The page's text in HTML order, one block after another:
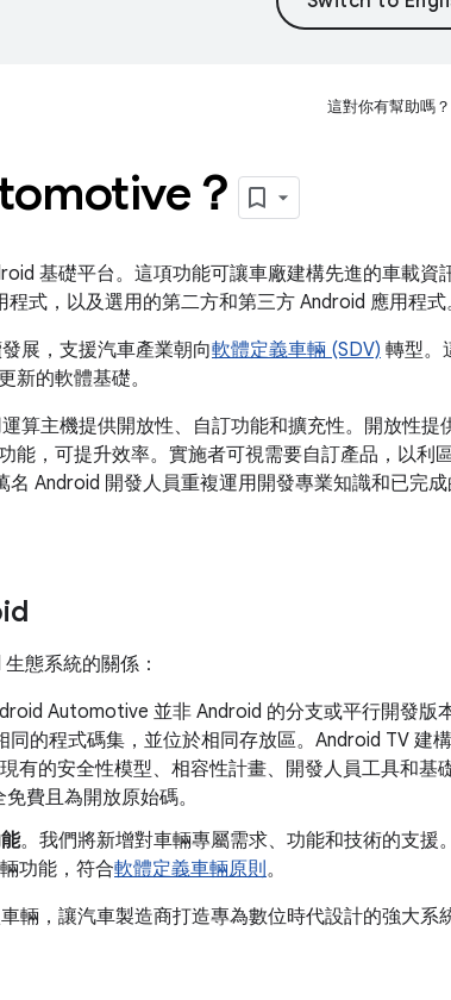
這對你有幫助嗎？
？
基礎平台。這項功能可讓車廠建構先進的車載資
式，以及選用的第二方和第三方 Android 應用程式
展，支援汽車產業朝向軟體定義車輛 (SDV) 轉型。
新的軟體基礎。
算主機提供開放性、自訂功能和擴充性。開放性提
，可提升效率。實施者可視需要自訂產品，以利區
Android 開發人員重複運用開發專業知識和已完成
態系統的關係：
Automotive 並非 Android 的分支或平行開發版
的程式碼集，並位於相同存放區。Android TV 建
有的安全性模型、相容性計畫、開發人員工具和基
費且為開放原始碼。
。我們將新增對車輛專屬需求、功能和技術的支援
功能，符合軟體定義車輛原則。
輛，讓汽車製造商打造專為數位時代設計的強大系